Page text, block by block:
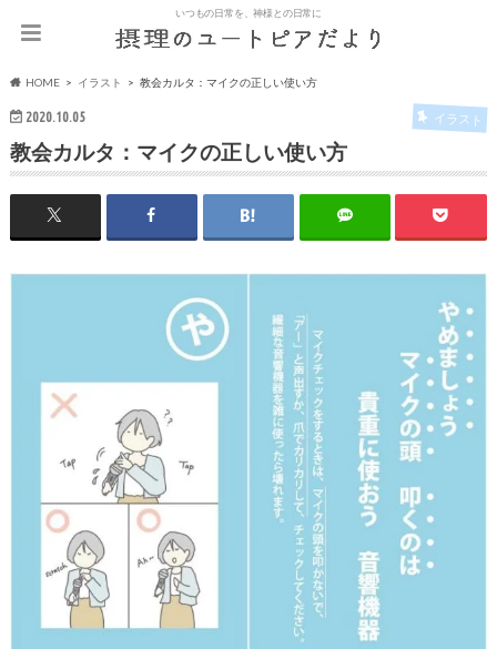
いつもの日常を、神様との日常に
HOME イラスト 教会カルタ：マイクの正しい使い方
2020.10.05 イラスト
教会カルタ：マイクの正しい使い方